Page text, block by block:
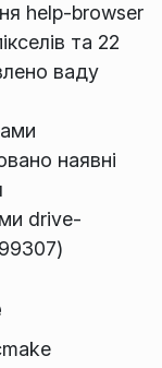
help-browser
та 22
ваду
наявні
drive-